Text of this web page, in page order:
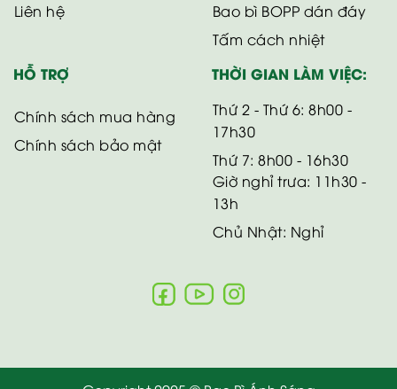
Liên hệ
Bao bì BOPP dán đáy
Tấm cách nhiệt
HỖ TRỢ
Chính sách mua hàng
Chính sách bảo mật
THỜI GIAN LÀM VIỆC:
Thứ 2 - Thứ 6: 8h00 -
17h30
Thứ 7: 8h00 - 16h30
Giờ nghỉ trưa: 11h30 -
13h
Chủ Nhật: Nghỉ